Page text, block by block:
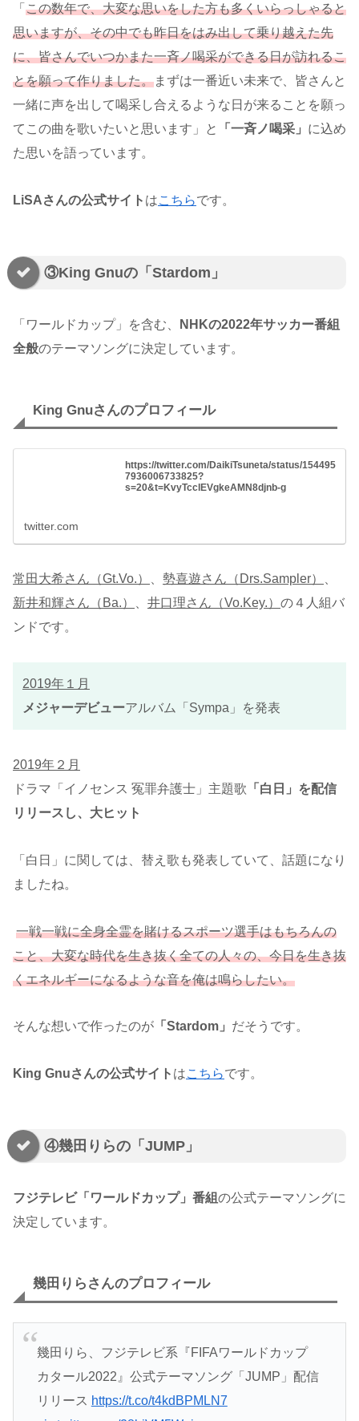
「 この数年で、大変な思いをした方も多くいらっしゃると
思いますが、その中でも昨日をはみ出して乗り越えた先
に、皆さんでいつかまた一斉ノ喝采ができる日が訪れるこ
とを願って作りました。まずは一番近い未来で、皆さんと
一緒に声を出して喝采し合えるような日が来ることを願っ
てこの曲を歌いたいと思います」と
「一斉ノ喝采」 に込め
た思いを語っています。
LiSAさんの公式サイト はこちらです。
③King Gnuの「Stardom」
「ワールドカップ」を含む、
NHKの2022年サッカー番組
全般のテーマソングに決定しています。
King Gnuさんのプロフィール
https://twitter.com/DaikiTsuneta/status/154495
7936006733825?
s=20&t=KvyTcclEVgkeAMN8djnb-g
twitter.com
常田大希さん（Gt.Vo.） 、 勢喜遊さん（Drs.Sampler）
、
新井和輝さん（Ba.）
、 井口理さん（Vo.Key.） の４人組バ
ンドです。
2019年１月
メジャーデビューアルバム「Sympa」を発表
2019年２月
ドラマ「イノセンス 冤罪弁護士」主題歌 「白日」を配信
リリースし、大ヒット
「白日」に関しては、替え歌も発表していて、話題になり
ましたね。
一戦一戦に全身全霊を賭けるスポーツ選手はもちろんの
こと、大変な時代を生き抜く全ての人々の、今日を生き抜
くエネルギーになるような音を俺は鳴らしたい。
そんな想いで作ったのが 「Stardom」 だそうです。
King Gnuさんの公式サイト はこちらです。
④幾田りらの「JUMP」
フジテレビ「ワールドカップ」番組の公式テーマソングに
決定しています。
幾田りらさんのプロフィール
幾田りら、フジテレビ系『FIFAワールドカップ
カタール2022』公式テーマソング「JUMP」配信
リリース https://t.co/t4kdBPMLN7